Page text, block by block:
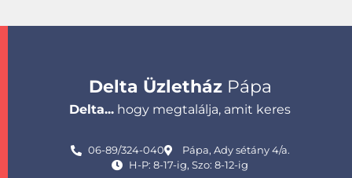
Delta ÜzletházPápa
Delta... hogy megtalálja, amit keres
06-89/324-040
Pápa, Ady sétány 4/a.
H-P: 8-17-ig, Szo: 8-12-ig